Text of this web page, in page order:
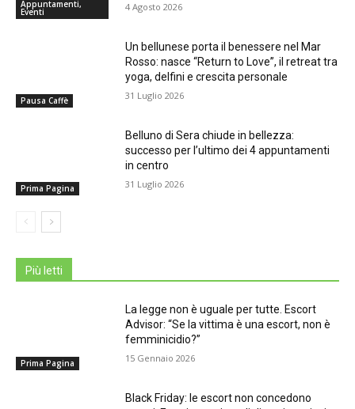
Appuntamenti,
Eventi 4 Agosto 2026
Pausa Caffè
Un bellunese porta il benessere nel Mar
Rosso: nasce “Return to Love”, il retreat tra
yoga, delfini e crescita personale
31 Luglio 2026
Prima Pagina
Belluno di Sera chiude in bellezza:
successo per l’ultimo dei 4 appuntamenti
in centro
31 Luglio 2026
Più letti
Prima Pagina
La legge non è uguale per tutte. Escort
Advisor: “Se la vittima è una escort, non è
femminicidio?”
15 Gennaio 2026
Black Friday: le escort non concedono